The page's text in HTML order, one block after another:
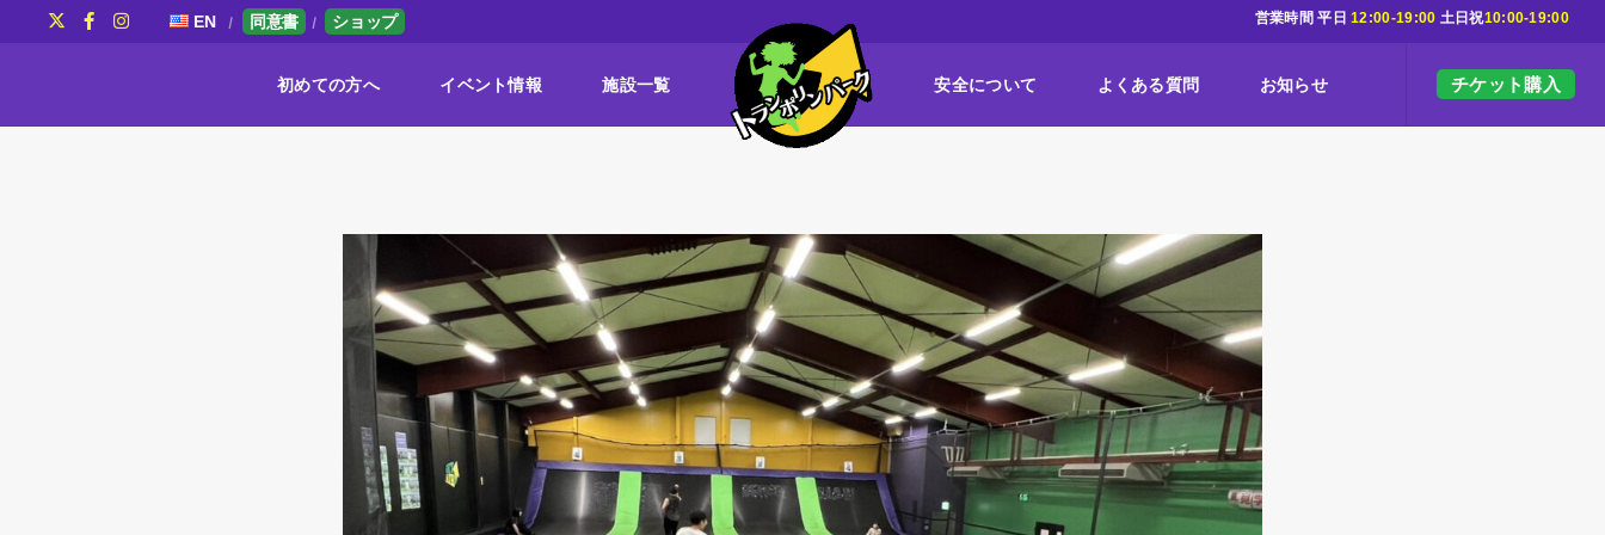
EN 同意書 ショップ 営業時間 平日12:00-19:00 土日祝10:00-19:00
チケット購入
初めての方へ イベント情報 施設一覧 安全について よくある質問 お知らせ